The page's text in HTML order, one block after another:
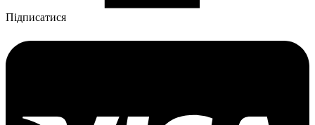
Підписатися